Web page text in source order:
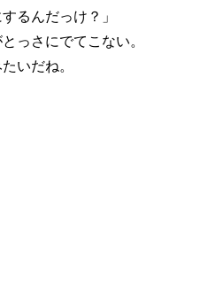
るんだっけ？」
っさにでてこない。
いだね。